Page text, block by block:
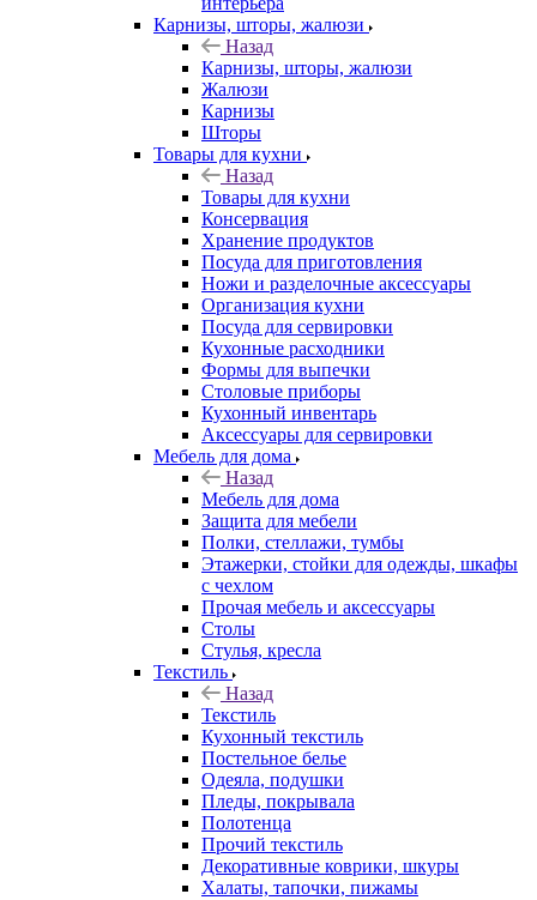
Карнизы, шторы, жалюзи
Назад
Карнизы, шторы, жалюзи
Жалюзи
Карнизы
Шторы
Товары для кухни
Назад
Товары для кухни
Консервация
Хранение продуктов
Посуда для приготовления
Ножи и разделочные аксессуары
Организация кухни
Посуда для сервировки
Кухонные расходники
Формы для выпечки
Столовые приборы
Кухонный инвентарь
Аксессуары для сервировки
Мебель для дома
Назад
Мебель для дома
Защита для мебели
Полки, стеллажи, тумбы
Этажерки, стойки для одежды, шкафы
с чехлом
Прочая мебель и аксессуары
Столы
Стулья, кресла
Текстиль
Назад
Текстиль
Кухонный текстиль
Постельное белье
Одеяла, подушки
Пледы, покрывала
Полотенца
Прочий текстиль
Декоративные коврики, шкуры
Халаты, тапочки, пижамы